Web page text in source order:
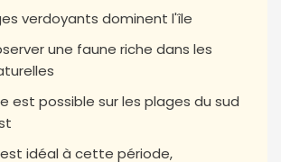
verdoyants dominent l'île
une faune riche dans les
est possible sur les plages du sud
est idéal à cette période,